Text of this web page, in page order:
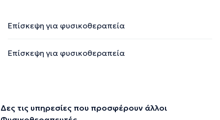
Επίσκεψη για φυσικοθεραπεία
Επίσκεψη για φυσικοθεραπεία
Δες τις υπηρεσίες που προσφέρουν άλλοι